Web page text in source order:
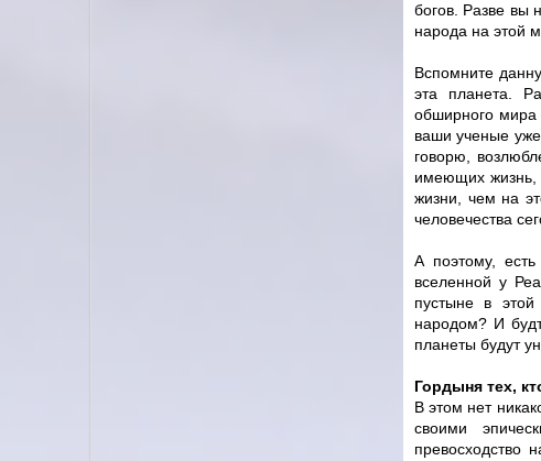
богов. Разве вы
народа на этой
Вспомните
эта планета.
обширного мира
ваши ученые
говорю,
имеющих жизнь,
жизни, чем на
человечества
А поэтому,
вселенной у
пустыне в
народом? И
планеты будут
Гордыня тех,
В этом нет
своими
превосходство